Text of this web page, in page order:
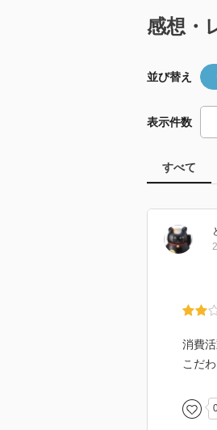
感想・
並び替え
表示件数
すべて
消費
こだ